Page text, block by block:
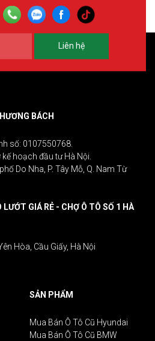
Liên hệ
BÁCH
số: 0107550768.
hoạch đầu tư Hà Nội.
Do Nha, P. Tây Mỗ, Q. Nam Từ
LƯỚT GIÁ RẺ - CHỢ Ô TÔ SỐ 1 HÀ
Hòa, Cầu Giấy, Hà Nội
SẢN PHẨM
Mua Bán Ô Tô Cũ Hyundai
Mua Bán Ô Tô Cũ BMW